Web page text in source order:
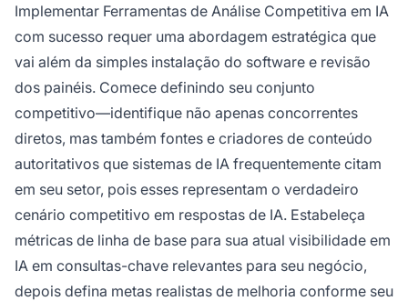
Implementar Ferramentas de Análise Competitiva em IA
com sucesso requer uma abordagem estratégica que
vai além da simples instalação do software e revisão
dos painéis. Comece definindo seu conjunto
competitivo—identifique não apenas concorrentes
diretos, mas também fontes e criadores de conteúdo
autoritativos que sistemas de IA frequentemente citam
em seu setor, pois esses representam o verdadeiro
cenário competitivo em respostas de IA. Estabeleça
métricas de linha de base para sua atual visibilidade em
IA em consultas-chave relevantes para seu negócio,
depois defina metas realistas de melhoria conforme seu